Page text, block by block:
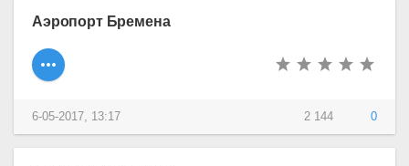
Аэропорт Бремена
2 144 0
6-05-2017, 13:17